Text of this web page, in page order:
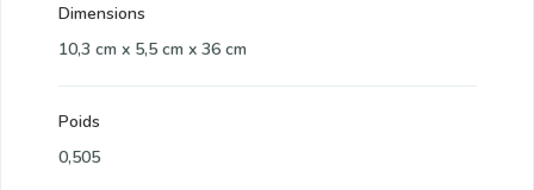
Dimensions
10,3 cm x 5,5 cm x 36 cm
Poids
0,505